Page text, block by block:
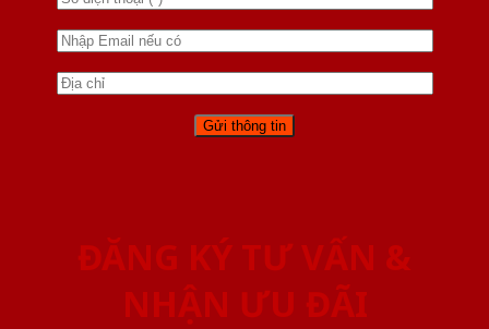
ĐĂNG KÝ TƯ VẤN &
NHẬN ƯU ĐÃI